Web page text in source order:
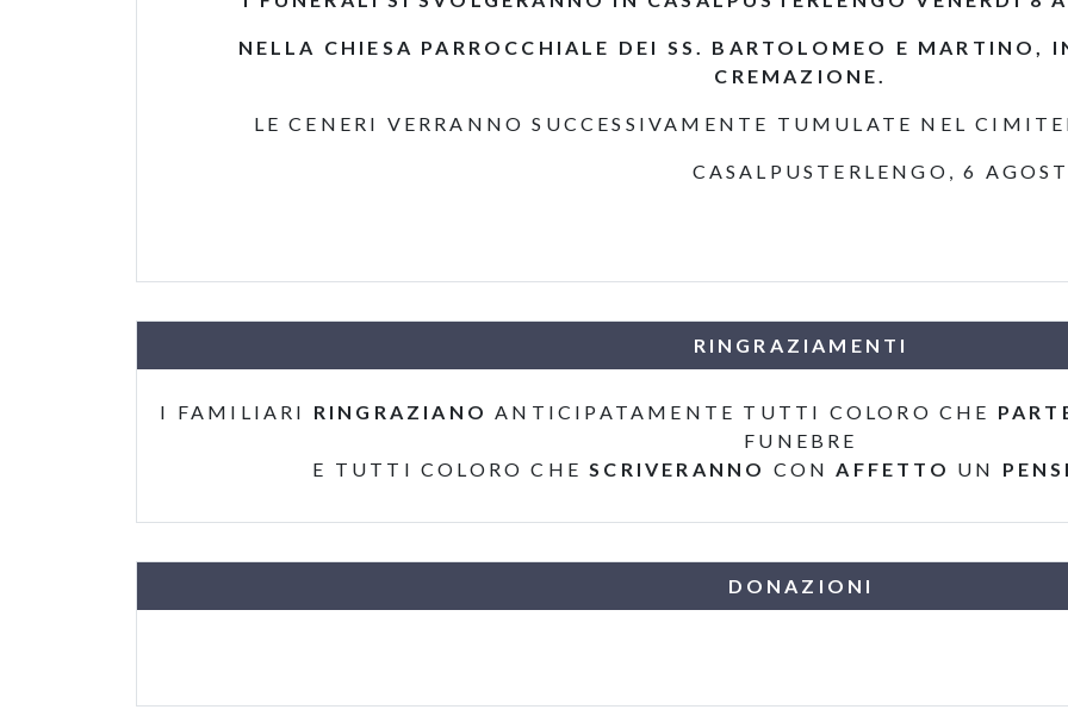
NELLA CHIESA PARROCCHIALE DEI SS. BARTOLOMEO E MARTINO,
CREMAZIONE.
LE CENERI VERRANNO SUCCESSIVAMENTE TUMULATE NEL
CASALPUSTERLENGO, 6
RINGRAZIAMENTI
I FAMILIARI RINGRAZIANO ANTICIPATAMENTE TUTTI COLORO CHE
FUNEBRE
E TUTTI COLORO CHESCRIVERANNO CONAFFETTO UN
DONAZIONI